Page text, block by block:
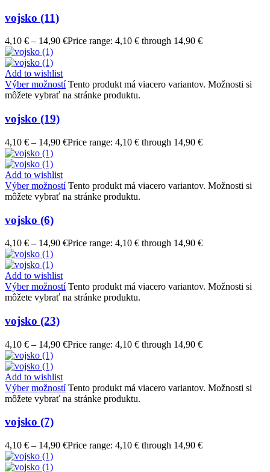
vojsko (11)
4,10 € – 14,90 €Price range: 4,10 € through 14,90 €
Add to wishlist
Výber možností Tento produkt má viacero variantov. Možnosti si
môžete vybrať na stránke produktu.
vojsko (19)
4,10 € – 14,90 €Price range: 4,10 € through 14,90 €
Add to wishlist
Výber možností Tento produkt má viacero variantov. Možnosti si
môžete vybrať na stránke produktu.
vojsko (6)
4,10 € – 14,90 €Price range: 4,10 € through 14,90 €
Add to wishlist
Výber možností Tento produkt má viacero variantov. Možnosti si
môžete vybrať na stránke produktu.
vojsko (23)
4,10 € – 14,90 €Price range: 4,10 € through 14,90 €
Add to wishlist
Výber možností Tento produkt má viacero variantov. Možnosti si
môžete vybrať na stránke produktu.
vojsko (7)
4,10 € – 14,90 €Price range: 4,10 € through 14,90 €